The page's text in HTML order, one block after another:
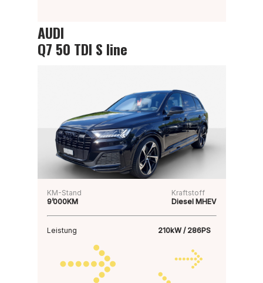
AUDI
Q7 50 TDI S line
KM-Stand
9’000KM
Kraftstoff
Diesel MHEV
Leistung 210kW / 286PS